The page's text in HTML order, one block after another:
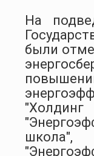
На
были
школа",